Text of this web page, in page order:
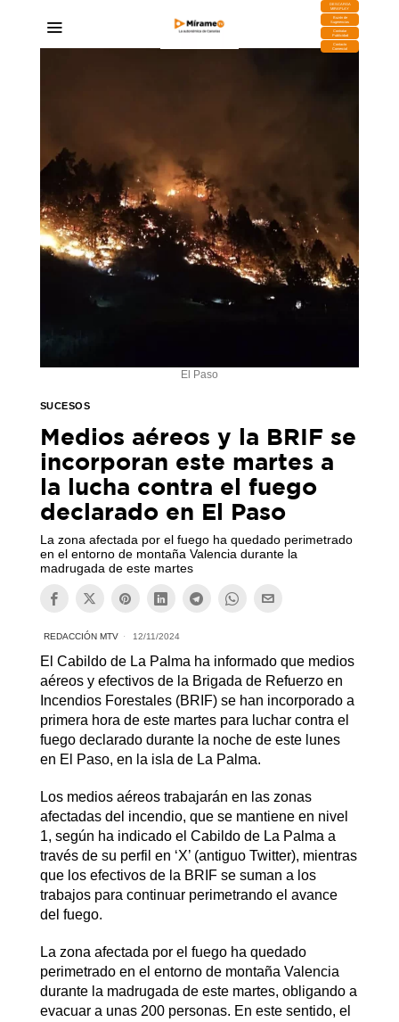
DESCARGA
MIRAPLAY
Buzón de
Sugerencias
Contratar
Publicidad
Contacto
Comercial
El Paso
SUCESOS
Medios aéreos y la BRIF se
incorporan este martes a
la lucha contra el fuego
declarado en El Paso
La zona afectada por el fuego ha quedado perimetrado
en el entorno de montaña Valencia durante la
madrugada de este martes
REDACCIÓN MTV 12/11/2024
El Cabildo de La Palma ha informado que medios
aéreos y efectivos de la Brigada de Refuerzo en
Incendios Forestales (BRIF) se han incorporado a
primera hora de este martes para luchar contra el
fuego declarado durante la noche de este lunes
en El Paso, en la isla de La Palma.
Los medios aéreos trabajarán en las zonas
afectadas del incendio, que se mantiene en nivel
1, según ha indicado el Cabildo de La Palma a
través de su perfil en ‘X’ (antiguo Twitter), mientras
que los efectivos de la BRIF se suman a los
trabajos para continuar perimetrando el avance
del fuego.
La zona afectada por el fuego ha quedado
perimetrado en el entorno de montaña Valencia
durante la madrugada de este martes, obligando a
evacuar a unas 200 personas. En este sentido, el